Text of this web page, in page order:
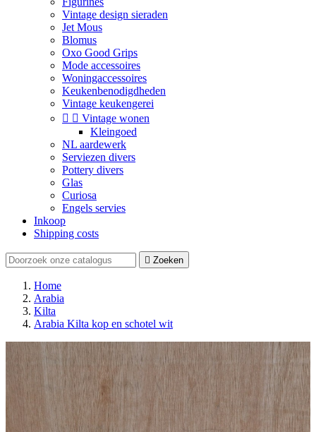
Vintage design sieraden
Jet Mous
Blomus
Oxo Good Grips
Mode accessoires
Woningaccessoires
Keukenbenodigdheden
Vintage keukengerei
  Vintage wonen
Kleingoed
NL aardewerk
Serviezen divers
Pottery divers
Glas
Curiosa
Engels servies
Inkoop
Shipping costs
 Zoeken
Home
Arabia
Kilta
Arabia Kilta kop en schotel wit